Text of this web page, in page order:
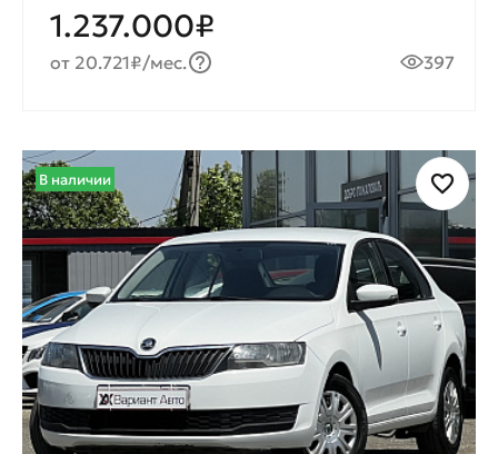
1.237.000₽
от 20.721₽/мес. 397
В наличии